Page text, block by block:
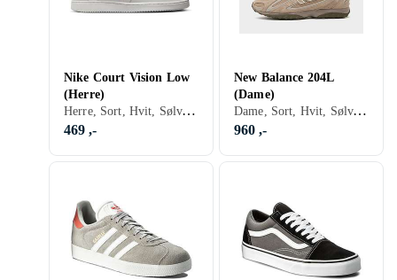
Nike Court Vision Low
(Herre)
Herre, Sort, Hvit, Sølv, Grå, Turkis, Brun, Blå, Rød, Gul, Grønn, Beige, Rosa, Lilla, Khaki, Lisser
469 ,-
New Balance 204L
(Dame)
Dame, Sort, Hvit, Sølv, Grå, Brun, Blå, Beige, Rosa, Lilla
960 ,-